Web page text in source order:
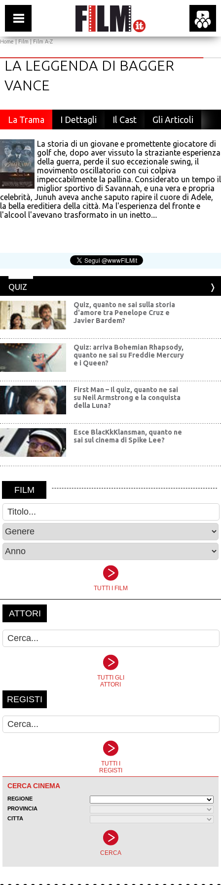
Home|Film|Film A-Z
LA LEGGENDA DI BAGGER
VANCE
La Trama I Dettagli Il Cast Gli Articoli
La storia di un giovane e promettente giocatore di
golf che, dopo aver vissuto la straziante esperienza
della guerra, perde il suo eccezionale swing, il
movimento oscillatorio con cui colpiva
impeccabilmente la pallina. Considerato un tempo il
miglior sportivo di Savannah, e una vera e propria
celebrità, Junuh aveva anche saputo rapire il cuore di Adele,
la bella ereditiera della città. Ma l'esperienza del fronte e
l'alcool l'avevano trasformato in un inetto....
QUIZ
Quiz, quanto ne sai sulla storia
d'amore tra Penelope Cruz e
Javier Bardem?
Quiz: arriva Bohemian Rhapsody,
quanto ne sai su Freddie Mercury
e i Queen?
First Man – Il quiz, quanto ne sai
su Neil Armstrong e la conquista
della Luna?
Esce BlacKkKlansman, quanto ne
sai sul cinema di Spike Lee?